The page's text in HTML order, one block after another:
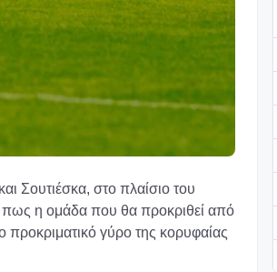
Σουτιέσκα, στο πλαίσιο του
η ομάδα που θα προκριθεί από
προκριματικό γύρο της κορυφαίας